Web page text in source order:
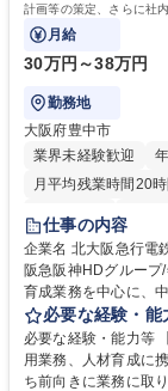
計画等の策定、さらに社
般を担当していただきます
月給
30万円～38万円
勤務地
大阪府豊中市
業界未経験歓迎
月平均残業時間20
退職金あり
土日祝休み
服装
仕事の内容
企業名 北大阪急行電鉄株式会社 求人名 【豊中市/
阪急阪神HDグループ/年休124日 仕事の内容 当
育成業務を中心に、
定、さらに社内の重
務全般を担当していただきます。 【主な業務
人材育成(社員研修)
投資計画等の策定 ■
必要な経験・能
必要な経験・能力等
用業務、人材育成に携わったことの
ち前向きに業務に取